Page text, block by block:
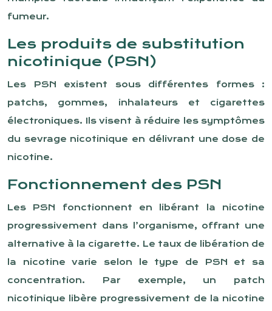
fumeur.
Les produits de substitution
nicotinique (PSN)
Les PSN existent sous différentes formes :
patchs, gommes, inhalateurs et cigarettes
électroniques. Ils visent à réduire les symptômes
du sevrage nicotinique en délivrant une dose de
nicotine.
Fonctionnement des PSN
Les PSN fonctionnent en libérant la nicotine
progressivement dans l’organisme, offrant une
alternative à la cigarette. Le taux de libération de
la nicotine varie selon le type de PSN et sa
concentration. Par exemple, un patch
nicotinique libère progressivement de la nicotine